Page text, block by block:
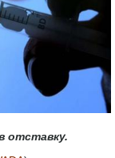
отставку.